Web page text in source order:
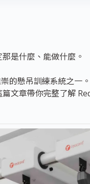
是什麼、能做什麼。
的懸吊訓練系統之一
文章帶你完整了解